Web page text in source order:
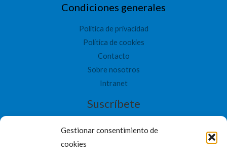
Gestionar consentimiento de
cookies
Condiciones generales
Política de privacidad
Política de cookies
Contacto
Sobre nosotros
Intranet
Suscríbete